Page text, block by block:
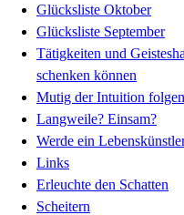
Glücksliste Oktober
Glücksliste September
Tätigkeiten und
schenken können
Mutig der Intuition folgen
Langweile? Einsam?
Werde ein
Links
Erleuchte den Schatten
Scheitern